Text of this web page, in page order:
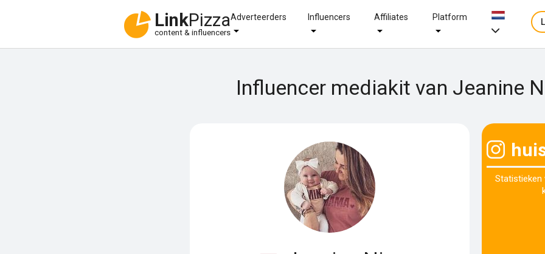
LinkPizza
content & influencers
Adverteerders Influencers Affiliates Platform
Influencer mediakit van Jeanine